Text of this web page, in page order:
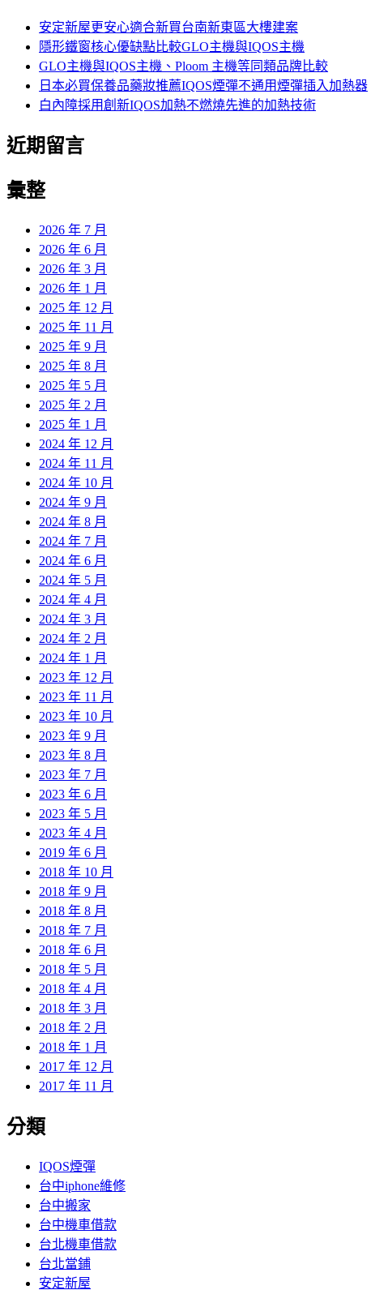
安定新屋更安心適合新買台南新東區大樓建案
隱形鐵窗核心優缺點比較GLO主機與IQOS主機
GLO主機與IQOS主機、Ploom 主機等同類品牌比較
日本必買保養品藥妝推薦IQOS煙彈不通用煙彈插入加熱器
白內障採用創新IQOS加熱不燃燒先進的加熱技術
近期留言
彙整
2026 年 7 月
2026 年 6 月
2026 年 3 月
2026 年 1 月
2025 年 12 月
2025 年 11 月
2025 年 9 月
2025 年 8 月
2025 年 5 月
2025 年 2 月
2025 年 1 月
2024 年 12 月
2024 年 11 月
2024 年 10 月
2024 年 9 月
2024 年 8 月
2024 年 7 月
2024 年 6 月
2024 年 5 月
2024 年 4 月
2024 年 3 月
2024 年 2 月
2024 年 1 月
2023 年 12 月
2023 年 11 月
2023 年 10 月
2023 年 9 月
2023 年 8 月
2023 年 7 月
2023 年 6 月
2023 年 5 月
2023 年 4 月
2019 年 6 月
2018 年 10 月
2018 年 9 月
2018 年 8 月
2018 年 7 月
2018 年 6 月
2018 年 5 月
2018 年 4 月
2018 年 3 月
2018 年 2 月
2018 年 1 月
2017 年 12 月
2017 年 11 月
分類
IQOS煙彈
台中iphone維修
台中搬家
台中機車借款
台北機車借款
台北當鋪
安定新屋